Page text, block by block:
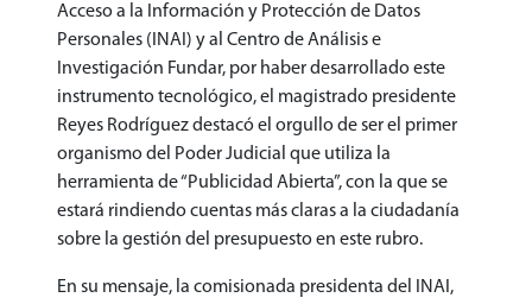
Acceso a la Información y Protección de Datos
Personales (INAI) y al Centro de Análisis e
Investigación Fundar, por haber desarrollado este
instrumento tecnológico, el magistrado presidente
Reyes Rodríguez destacó el orgullo de ser el primer
organismo del Poder Judicial que utiliza la
herramienta de “Publicidad Abierta”, con la que se
estará rindiendo cuentas más claras a la ciudadanía
sobre la gestión del presupuesto en este rubro.
En su mensaje, la comisionada presidenta del INAI,